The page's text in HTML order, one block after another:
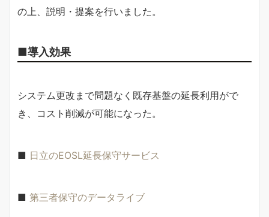
の上、説明・提案を行いました。
■導入効果
システム更改まで問題なく既存基盤の延長利用がで
き、コスト削減が可能になった。
■ 日立のEOSL延長保守サービス
■ 第三者保守のデータライブ